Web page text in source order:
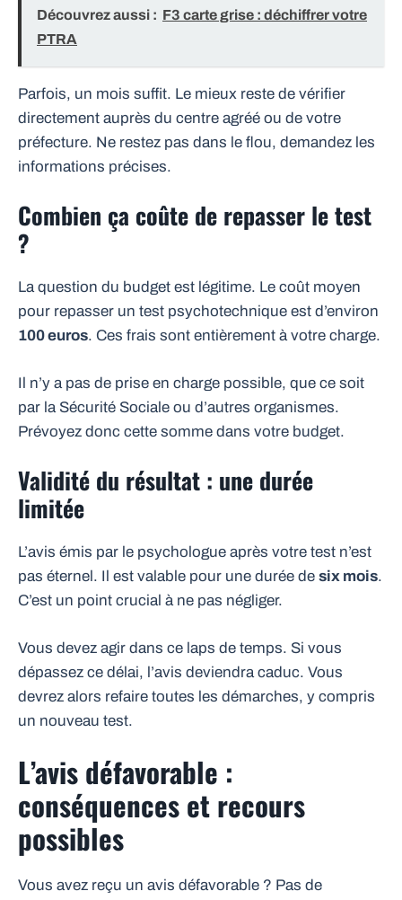
Découvrez aussi : F3 carte grise : déchiffrer votre
PTRA
Parfois, un mois suffit. Le mieux reste de vérifier
directement auprès du centre agréé ou de votre
préfecture. Ne restez pas dans le flou, demandez les
informations précises.
Combien ça coûte de repasser le test
?
La question du budget est légitime. Le coût moyen
pour repasser un test psychotechnique est d’environ
100 euros. Ces frais sont entièrement à votre charge.
Il n’y a pas de prise en charge possible, que ce soit
par la Sécurité Sociale ou d’autres organismes.
Prévoyez donc cette somme dans votre budget.
Validité du résultat : une durée
limitée
L’avis émis par le psychologue après votre test n’est
pas éternel. Il est valable pour une durée de six mois.
C’est un point crucial à ne pas négliger.
Vous devez agir dans ce laps de temps. Si vous
dépassez ce délai, l’avis deviendra caduc. Vous
devrez alors refaire toutes les démarches, y compris
un nouveau test.
L’avis défavorable :
conséquences et recours
possibles
Vous avez reçu un avis défavorable ? Pas de